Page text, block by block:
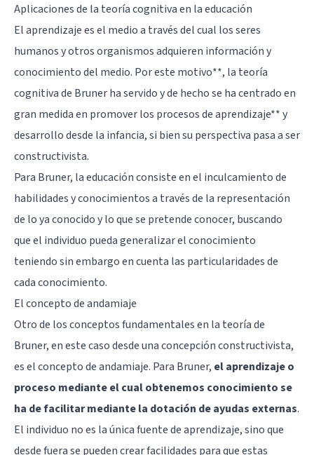
Aplicaciones de la teoría cognitiva en la educación
El aprendizaje es el medio a través del cual los seres
humanos y otros organismos adquieren información y
conocimiento del medio. Por este motivo**, la teoría
cognitiva de Bruner ha servido y de hecho se ha centrado en
gran medida en promover los procesos de aprendizaje** y
desarrollo desde la infancia, si bien su perspectiva pasa a ser
constructivista.
Para Bruner, la educación consiste en el inculcamiento de
habilidades y conocimientos a través de la representación
de lo ya conocido y lo que se pretende conocer, buscando
que el individuo pueda generalizar el conocimiento
teniendo sin embargo en cuenta las particularidades de
cada conocimiento.
El concepto de andamiaje
Otro de los conceptos fundamentales en la teoría de
Bruner, en este caso desde una concepción constructivista,
es el concepto de andamiaje. Para Bruner, el aprendizaje o
proceso mediante el cual obtenemos conocimiento se
ha de facilitar mediante la dotación de ayudas externas.
El individuo no es la única fuente de aprendizaje, sino que
desde fuera se pueden crear facilidades para que estas